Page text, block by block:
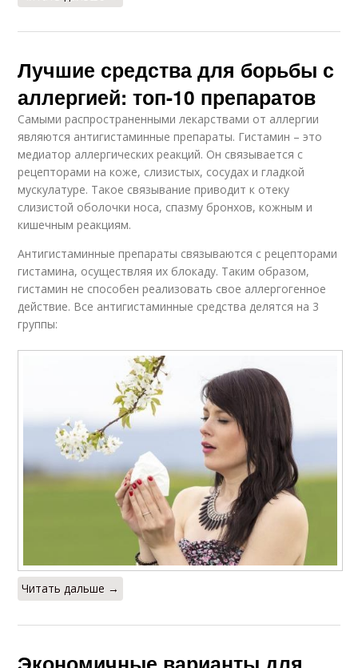
Лучшие средства для борьбы с
аллергией: топ-10 препаратов
Самыми распространенными лекарствами от аллергии
являются антигистаминные препараты. Гистамин – это
медиатор аллергических реакций. Он связывается с
рецепторами на коже, слизистых, сосудах и гладкой
мускулатуре. Такое связывание приводит к отеку
слизистой оболочки носа, спазму бронхов, кожным и
кишечным реакциям.
Антигистаминные препараты связываются с рецепторами
гистамина, осуществляя их блокаду. Таким образом,
гистамин не способен реализовать свое аллергогенное
действие. Все антигистаминные средства делятся на 3
группы:
Читать дальше →